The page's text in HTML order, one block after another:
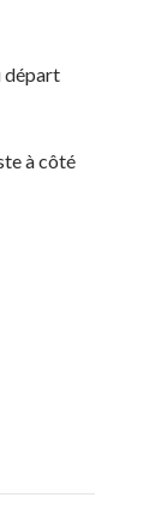
départ
à côté